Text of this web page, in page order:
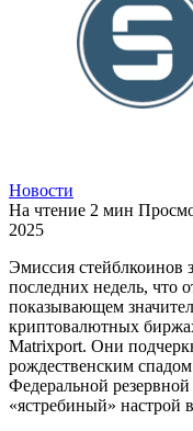
Новости
На чтение 2 мин
2025
Эмиссия стейблкоинов
последних недель, что
показывающем
криптовалютных
Matrixport. Они
рождественским
Федеральной
«ястребиный» настрой